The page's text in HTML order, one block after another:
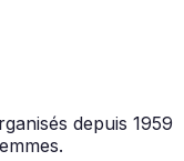
depuis 1959